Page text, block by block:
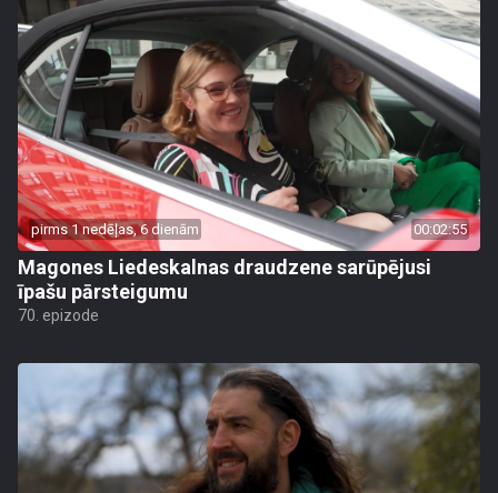
pirms 1 nedēļas, 6 dienām 00:02:55
Magones Liedeskalnas draudzene sarūpējusi
īpašu pārsteigumu
70. epizode